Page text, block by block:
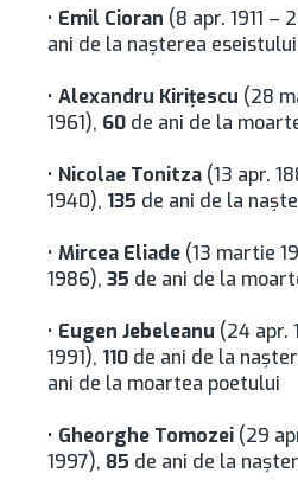
• Emil Cioran (8 apr. 1911 –
ani de la naşterea
• Alexandru Kiriţescu (28
1961), 60 de ani de la
• Nicolae Tonitza (13 apr.
1940), 135 de ani de la
• Mircea Eliade (13 martie
1986), 35 de ani de la
• Eugen Jebeleanu (24 apr.
1991), 110 de ani de la
ani de la moartea poetului
• Gheorghe Tomozei (29
1997), 85 de ani de la